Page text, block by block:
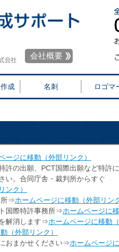
会社概要
成 名刺 ロゴマ
ージに移動（外部リンク）
許の出願、PCT国際出願など特許
い。合同庁舎・裁判所からすぐ
ンク）
所⇒ホームページに移動（外部リン
国際特許事務所⇒ホームページに
解消します⇒ホームページに移動
（外部リンク）
おまかせください⇒ホームページ